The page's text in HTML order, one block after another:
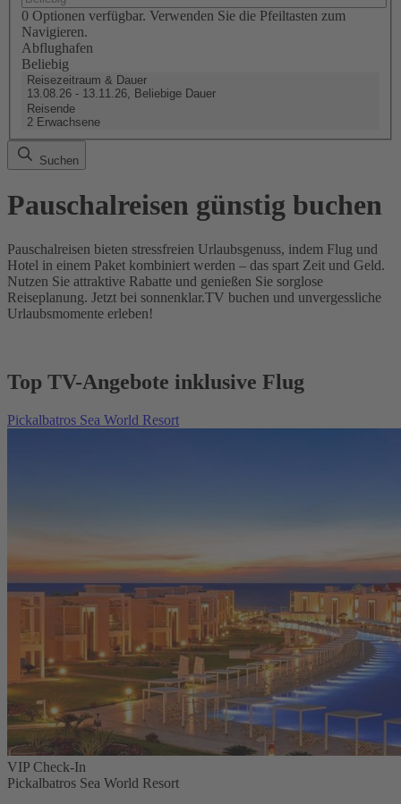
0 Optionen verfügbar. Verwenden Sie die Pfeiltasten zum
Navigieren.
Abflughafen
Beliebig
Reisezeitraum & Dauer
13.08.26 - 13.11.26, Beliebige Dauer
Reisende
2 Erwachsene
Suchen
Pauschalreisen günstig buchen
Pauschalreisen bieten stressfreien Urlaubsgenuss, indem Flug und
Hotel in einem Paket kombiniert werden – das spart Zeit und Geld.
Nutzen Sie attraktive Rabatte und genießen Sie sorglose
Reiseplanung. Jetzt bei sonnenklar.TV buchen und unvergessliche
Urlaubsmomente erleben!
Top TV-Angebote inklusive Flug
Pickalbatros Sea World Resort
VIP Check-In
Pickalbatros Sea World Resort